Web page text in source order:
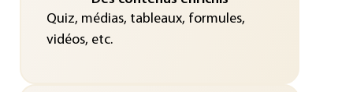
Quiz, médias, tableaux, formules,
vidéos, etc.